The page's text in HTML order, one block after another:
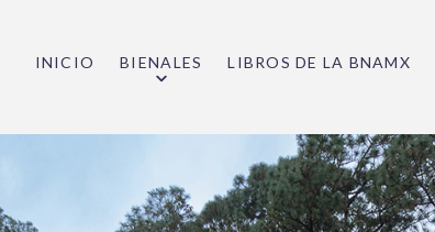
INICIO BIENALES LIBROS DE LA BNAMX